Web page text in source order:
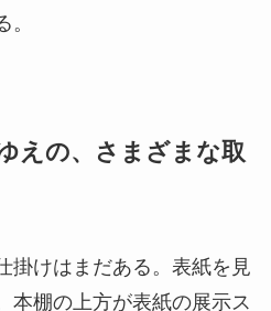
えの、さまざまな取
けはまだある。表紙を見
本棚の上方が表紙の展示ス